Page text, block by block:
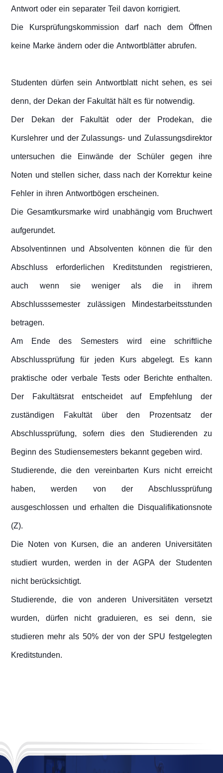
Antwort oder ein separater Teil davon korrigiert.
Die Kursprüfungskommission darf nach dem Öffnen
keine Marke ändern oder die Antwortblätter abrufen.
Studenten dürfen sein Antwortblatt nicht sehen, es sei
denn, der Dekan der Fakultät hält es für notwendig.
Der Dekan der Fakultät oder der Prodekan, die
Kurslehrer und der Zulassungs- und Zulassungsdirektor
untersuchen die Einwände der Schüler gegen ihre
Noten und stellen sicher, dass nach der Korrektur keine
Fehler in ihren Antwortbögen erscheinen.
Die Gesamtkursmarke wird unabhängig vom Bruchwert
aufgerundet.
Absolventinnen und Absolventen können die für den
Abschluss erforderlichen Kreditstunden registrieren,
auch wenn sie weniger als die in ihrem
Abschlusssemester zulässigen Mindestarbeitsstunden
betragen.
Am Ende des Semesters wird eine schriftliche
Abschlussprüfung für jeden Kurs abgelegt. Es kann
praktische oder verbale Tests oder Berichte enthalten.
Der Fakultätsrat entscheidet auf Empfehlung der
zuständigen Fakultät über den Prozentsatz der
Abschlussprüfung, sofern dies den Studierenden zu
Beginn des Studiensemesters bekannt gegeben wird.
Studierende, die den vereinbarten Kurs nicht erreicht
haben, werden von der Abschlussprüfung
ausgeschlossen und erhalten die Disqualifikationsnote
(Z).
Die Noten von Kursen, die an anderen Universitäten
studiert wurden, werden in der AGPA der Studenten
nicht berücksichtigt.
Studierende, die von anderen Universitäten versetzt
wurden, dürfen nicht graduieren, es sei denn, sie
studieren mehr als 50% der von der SPU festgelegten
Kreditstunden.